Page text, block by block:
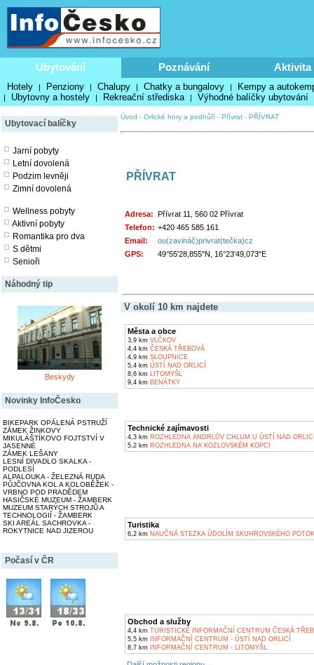
Ubytování Poznávání Aktivita
Hotely | Penziony | Chalupy | Chatky a bungalovy | Kempy a
| Ubytovny a hostely | Rekreační střediska | Výhodné balíčky ubytování
Ubytovací balíčky
Jarní pobyty
Letní dovolená
Podzim levněji
Zimní dovolená
Wellness pobyty
Aktivní pobyty
Romantika pro dva
S dětmi
Senioři
Náhodný tip
Beskydy
Novinky InfoČesko
BIKEPARK OPÁLENÁ PSTRUŽÍ
ZÁMEK ŽINKOVY
MIKULÁŠTÍKOVO FOJTSTVÍ V
JASENNÉ
ZÁMEK LEŠANY
LESNÍ DIVADLO SKALKA -
PODLESÍ
ALPALOUKA - ŽELEZNÁ RUDA
PŮJČOVNA KOL A KOLOBĚŽEK -
VRBNO POD PRADĚDEM
HASIČSKÉ MUZEUM - ŽAMBERK
MUZEUM STARÝCH STROJŮ A
TECHNOLOGIÍ - ŽAMBERK
SKI AREÁL SACHROVKA -
ROKYTNICE NAD JIZEROU
Počasí v ČR
Úvod - Orlické hory a podhůří - Přívrat - PŘÍVRAT
PŘÍVRAT
Adresa: Přívrat 11, 560 02 Přívrat
Telefon: +420 465 585 161
Email:
ou(zavináč)privrat(tečka)cz
GPS:
49°55'28,855"N, 16°23'49,073"E
V okolí 10 km najdete
Města a obce
3,9 km VLČKOV
4,4 km ČESKÁ TŘEBOVÁ
4,9 km SLOUPNICE
5,4 km ÚSTÍ NAD ORLICÍ
8,6 km LITOMYŠL
9,4 km BENÁTKY
Technické zajímavosti
4,3 km ROZHLEDNA ANDRLŮV CHLUM U ÚSTÍ NAD
5,2 km ROZHLEDNA NA KOZLOVSKÉM KOPCI
Turistika
6,2 km NAUČNÁ STEZKA ÚDOLÍM SKUHROVSKÉHO
Obchod a služby
4,4 km TURISTICKÉ INFORMAČNÍ CENTRUM ČESKÁ
5,5 km INFORMAČNÍ CENTRUM - ÚSTÍ NAD ORLICÍ
8,7 km INFORMAČNÍ CENTRUM - LITOMYŠL